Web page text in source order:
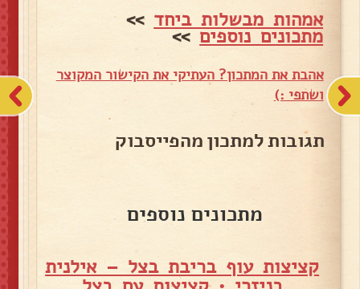
אמהות מבשלות ביחד >>
מתכונים נוספים>>
אהבת את המתכון? העתיקי את הקישור המקוצר
ושתפי :)
תגובות למתכון מהפייסבוק
מתכונים נוספים
קציצות עוף בריבת בצל – אילנית